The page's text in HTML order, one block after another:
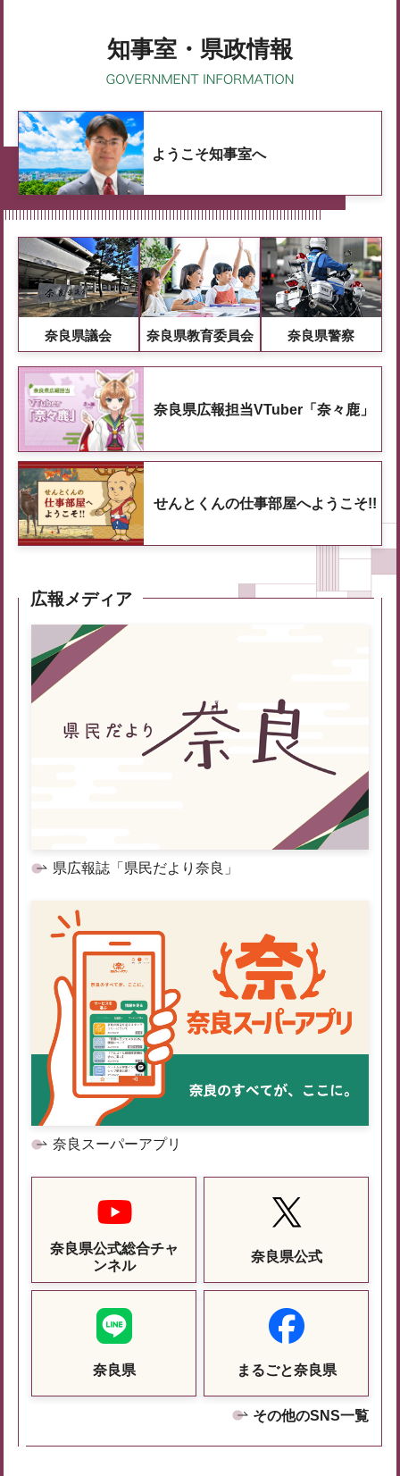
知事室・県政情報
ようこそ知事室へ
奈良県議会 奈良県教育委員会 奈良県警察
奈良県広報担当VTuber「奈々鹿」
せんとくんの仕事部屋へようこそ!!
広報メディア
県広報誌「県民だより奈良」
奈良スーパーアプリ
奈良県公式総合チャ
ンネル
奈良県公式
奈良県 まるごと奈良県
その他のSNS一覧